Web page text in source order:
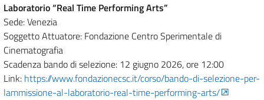
Laboratorio “Real Time Performing Arts”
Sede: Venezia
Soggetto Attuatore: Fondazione Centro Sperimentale di
Cinematografia
Scadenza bando di selezione: 12 giugno 2026, ore 12:00
Link: https://www.fondazionecsc.it/corso/bando-di-selezione-per-
lammissione-al-laboratorio-real-time-performing-arts/